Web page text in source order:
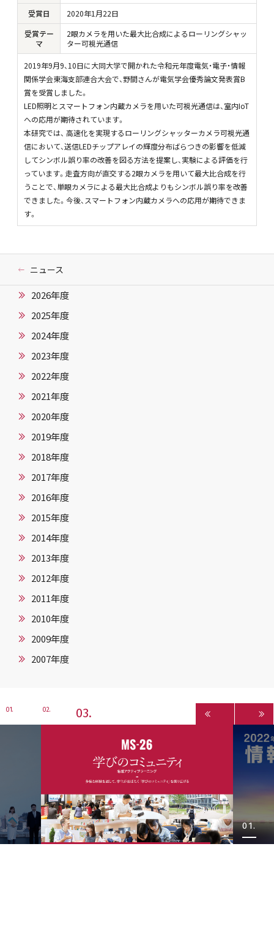
受賞日
2020年1月22日
受賞テー
マ
2眼カメラを用いた最大比合成によるローリングシャッ
ター可視光通信
2019年9月9、10日に大同大学で開かれた令和元年度電気・電子・情報
関係学会東海支部連合大会で、野間さんが電気学会優秀論文発表賞B
賞を受賞しました。
LED照明とスマートフォン内蔵カメラを用いた可視光通信は、室内IoT
への応用が期待されています。
本研究では、 高速化を実現するローリングシャッターカメラ可視光通
信において、送信LEDチップアレイの輝度分布ばらつきの影響を低減
してシンボル誤り率の改善を図る方法を提案し、実験による評価を行
っています。走査方向が直交する2眼カメラを用いて最大比合成を行
うことで、単眼カメラによる最大比合成よりもシンボル誤り率を改善
できました。今後、スマートフォン内蔵カメラへの応用が期待できま
す。
ニュース
2026年度
2025年度
2024年度
2023年度
2022年度
2021年度
2020年度
2019年度
2018年度
2017年度
2016年度
2015年度
2014年度
2013年度
2012年度
2011年度
2010年度
2009年度
2007年度
1 2 3